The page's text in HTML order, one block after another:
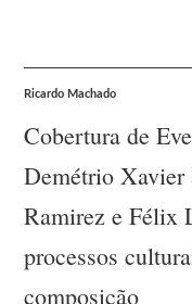
Ricardo Machado
Cobertura de
Demétrio Xavier
Ramirez e Félix
processos
composição